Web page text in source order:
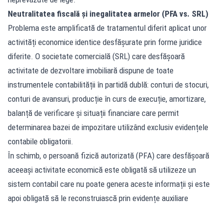
Neutralitatea fiscală și inegalitatea armelor (PFA vs. SRL)
Problema este amplificată de tratamentul diferit aplicat unor
activități economice identice desfășurate prin forme juridice
diferite. O societate comercială (SRL) care desfășoară
activitate de dezvoltare imobiliară dispune de toate
instrumentele contabilității în partidă dublă: conturi de stocuri,
conturi de avansuri, producție în curs de execuție, amortizare,
balanță de verificare și situații financiare care permit
determinarea bazei de impozitare utilizând exclusiv evidențele
contabile obligatorii.
În schimb, o persoană fizică autorizată (PFA) care desfășoară
aceeași activitate economică este obligată să utilizeze un
sistem contabil care nu poate genera aceste informații și este
apoi obligată să le reconstruiască prin evidențe auxiliare